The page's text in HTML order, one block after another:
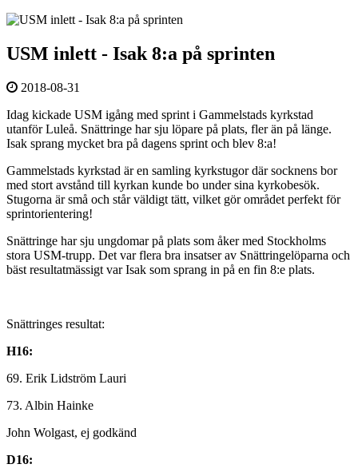
USM inlett - Isak 8:a på sprinten
2018-08-31
Idag kickade USM igång med sprint i Gammelstads kyrkstad
utanför Luleå. Snättringe har sju löpare på plats, fler än på länge.
Isak sprang mycket bra på dagens sprint och blev 8:a!
Gammelstads kyrkstad är en samling kyrkstugor där socknens bor
med stort avstånd till kyrkan kunde bo under sina kyrkobesök.
Stugorna är små och står väldigt tätt, vilket gör området perfekt för
sprintorientering!
Snättringe har sju ungdomar på plats som åker med Stockholms
stora USM-trupp. Det var flera bra insatser av Snättringelöparna och
bäst resultatmässigt var Isak som sprang in på en fin 8:e plats.
Snättringes resultat:
H16:
69. Erik Lidström Lauri
73. Albin Hainke
John Wolgast, ej godkänd
D16: